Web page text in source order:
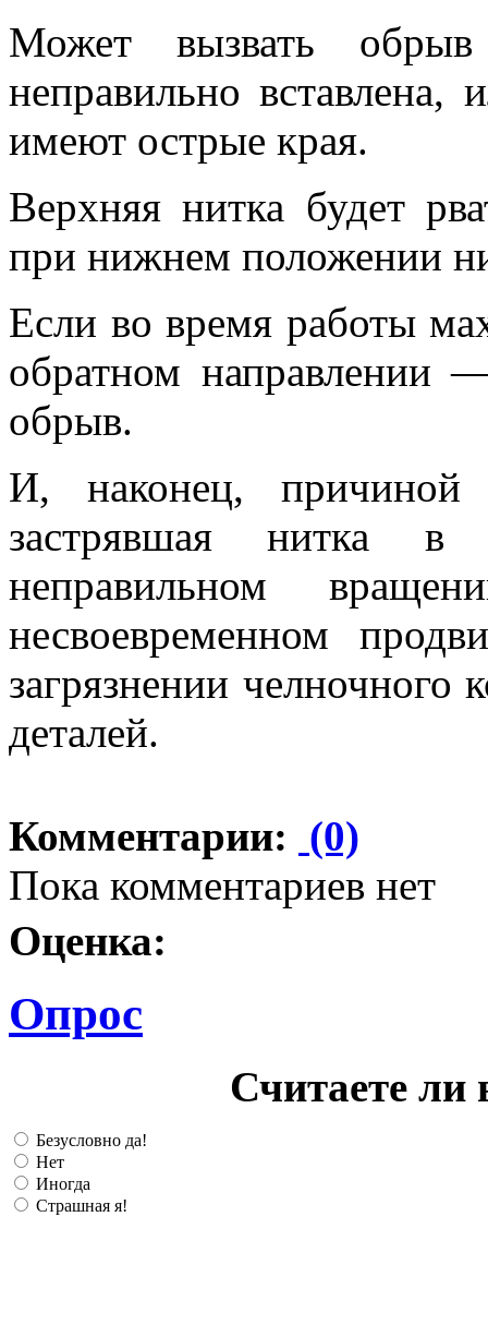
Может вызвать
неправильно
имеют острые края.
Верхняя нитка будет
при нижнем положении
Если во время работы
обратном направлении
обрыв.
И, наконец,
застрявшая нитка в
неправильном
несвоевременном
загрязнении челночного
деталей.
Комментарии: (0)
Пока комментариев нет
Оценка:
Опрос
Считаете ли
Безусловно да!
Нет
Иногда
Страшная я!